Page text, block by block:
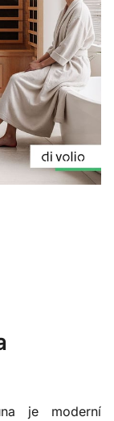
je moderní